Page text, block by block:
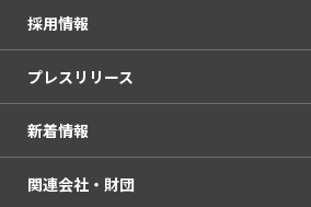
アクセス
後援・共催等の申請について
電子公告（決算公告）
杜の街本社
OHKまちなかスタジオ「ミルン」
アクセス
後援・共催等の申請について
OHKハウジング
haremachi TV
放送番組の種別
岡山放送番組基準
国民保護義務計画
放送番組の制作委託取引に関する自主基準
OHKの社会貢献活動
情報アクセシビリティ推進活動
採用情報
プレスリリース
新着情報
関連会社・財団